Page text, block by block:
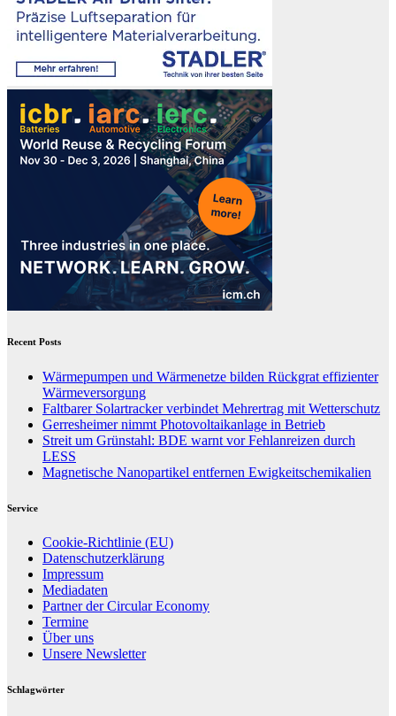
Recent Posts
Wärmepumpen und Wärmenetze bilden Rückgrat effizienter
Wärmeversorgung
Faltbarer Solartracker verbindet Mehrertrag mit Wetterschutz
Gerresheimer nimmt Photovoltaikanlage in Betrieb
Streit um Grünstahl: BDE warnt vor Fehlanreizen durch
LESS
Magnetische Nanopartikel entfernen Ewigkeitschemikalien
Service
Cookie-Richtlinie (EU)
Datenschutzerklärung
Impressum
Mediadaten
Partner der Circular Economy
Termine
Über uns
Unsere Newsletter
Schlagwörter